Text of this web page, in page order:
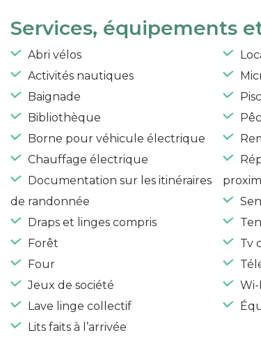
Services, équipements
Abri vélos
Activités nautiques
Baignade
Bibliothèque
Borne pour véhicule électrique
Chauffage électrique
Documentation sur les itinéraires
de randonnée
Draps et linges compris
Forêt
Four
Jeux de société
Lave linge collectif
Lits faits à l’arrivée
Tv
Wi-